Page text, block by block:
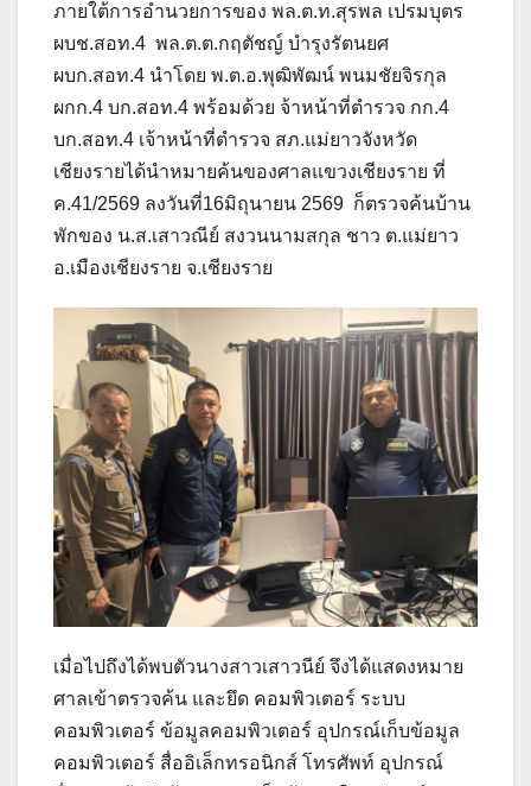
ภายใต้การอำนวยการของ พล.ต.ท.สุรพล เปรมบุตร
ผบช.สอท.4 พล.ต.ต.กฤตัชญ์ บำรุงรัตนยศ
ผบก.สอท.4 นำโดย พ.ต.อ.พุฒิพัฒน์ พนมชัยจิรกุล
ผกก.4 บก.สอท.4 พร้อมด้วย จ้าหน้าที่ตำรวจ กก.4
บก.สอท.4 เจ้าหน้าที่ตำรวจ สภ.แม่ยาวจังหวัด
เชียงรายได้นำหมายค้นของศาลแขวงเชียงราย ที่
ค.41/2569 ลงวันที่16มิถุนายน 2569 ก็ตรวจค้นบ้าน
พักของ น.ส.เสาวณีย์ สงวนนามสกุล ชาว ต.แม่ยาว
อ.เมืองเชียงราย จ.เชียงราย
เมื่อไปถึงได้พบตัวนางสาวเสาวนีย์ จึงได้แสดงหมาย
ศาลเข้าตรวจค้น และยึด คอมพิวเตอร์ ระบบ
คอมพิวเตอร์ ข้อมูลคอมพิวเตอร์ อุปกรณ์เก็บข้อมูล
คอมพิวเตอร์ สื่ออิเล็กทรอนิกส์ โทรศัพท์ อุปกรณ์